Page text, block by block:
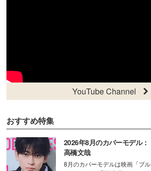
YouTube Channel
おすすめ特集
2026年8月のカバーモデル：
高橋文哉
8月のカバーモデルは映画「ブル